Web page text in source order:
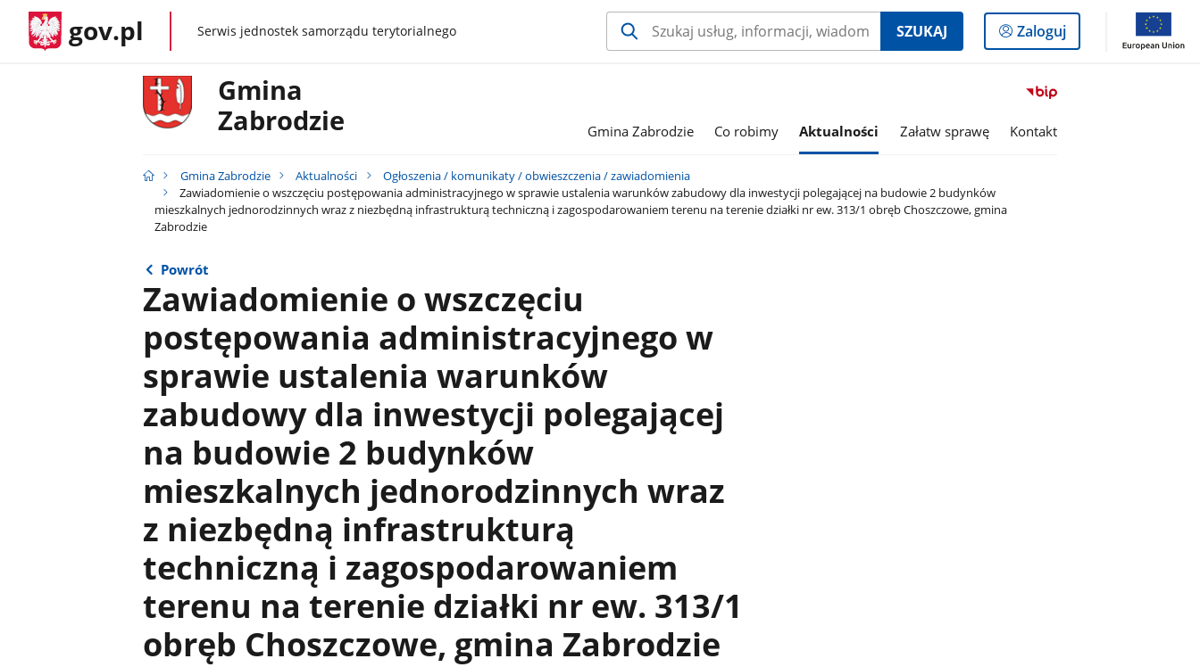
gov.pl gov.plSerwis jednostek samorządu terytorialnego SZUKAJ
Logowanie
do
Zaloguj
Przejdź
serwisu
Gmina
Zabrodzie
Gmina Zabrodzie Co robimy Aktualności Załatw sprawę Kontakt
Gmina Zabrodzie Aktualności
Ogłoszenia / komunikaty / obwieszczenia / zawiadomienia
Zawiadomienie o wszczęciu postępowania administracyjnego w sprawie ustalenia warunków zabudowy dla inwestycji polegającej na budowie 2 budynków
mieszkalnych jednorodzinnych wraz z niezbędną infrastrukturą techniczną i zagospodarowaniem terenu na terenie działki nr ew. 313/1 obręb Choszczowe, gmina
Zabrodzie
Powrót
Zawiadomienie o wszczęciu
postępowania administracyjnego w
sprawie ustalenia warunków
zabudowy dla inwestycji polegającej
na budowie 2 budynków
mieszkalnych jednorodzinnych wraz
z niezbędną infrastrukturą
techniczną i zagospodarowaniem
terenu na terenie działki nr ew. 313/1
obręb Choszczowe, gmina Zabrodzie